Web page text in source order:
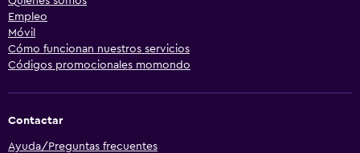
Empleo
Móvil
Cómo funcionan nuestros servicios
Códigos promocionales momondo
Contactar
Ayuda/Preguntas frecuentes